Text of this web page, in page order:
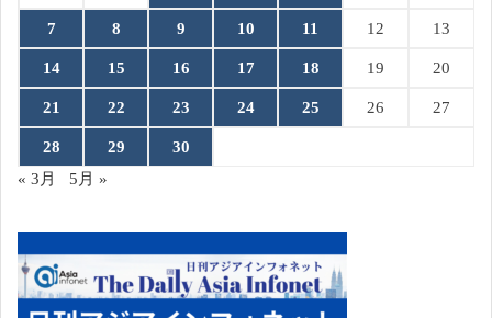
7 8 9 10 11 12 13
14 15 16 17 18 19 20
21 22 23 24 25 26 27
28 29
30
« 3月
5月 »